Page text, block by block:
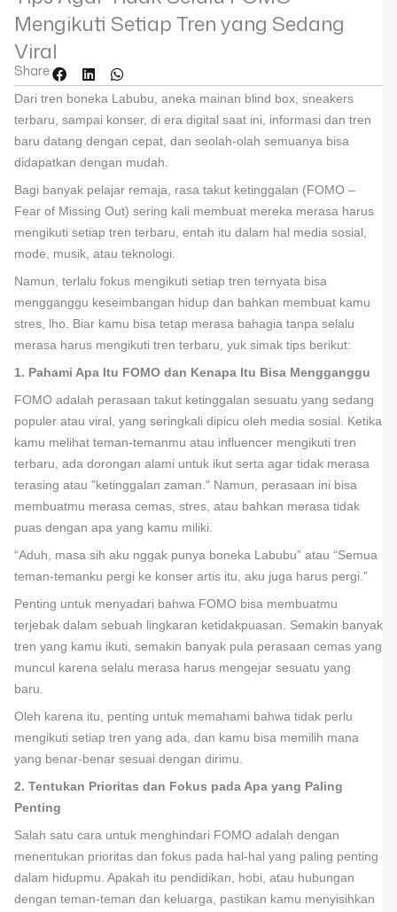
Mengikuti Setiap Tren yang Sedang
Viral
Share
Dari tren boneka Labubu, aneka mainan blind box, sneakers
terbaru, sampai konser, di era digital saat ini, informasi dan tren
baru datang dengan cepat, dan seolah-olah semuanya bisa
didapatkan dengan mudah.
Bagi banyak pelajar remaja, rasa takut ketinggalan (FOMO –
Fear of Missing Out) sering kali membuat mereka merasa harus
mengikuti setiap tren terbaru, entah itu dalam hal media sosial,
mode, musik, atau teknologi.
Namun, terlalu fokus mengikuti setiap tren ternyata bisa
mengganggu keseimbangan hidup dan bahkan membuat kamu
stres, lho. Biar kamu bisa tetap merasa bahagia tanpa selalu
merasa harus mengikuti tren terbaru, yuk simak tips berikut:
1. Pahami Apa Itu FOMO dan Kenapa Itu Bisa Mengganggu
FOMO adalah perasaan takut ketinggalan sesuatu yang sedang
populer atau viral, yang seringkali dipicu oleh media sosial. Ketika
kamu melihat teman-temanmu atau influencer mengikuti tren
terbaru, ada dorongan alami untuk ikut serta agar tidak merasa
terasing atau "ketinggalan zaman." Namun, perasaan ini bisa
membuatmu merasa cemas, stres, atau bahkan merasa tidak
puas dengan apa yang kamu miliki.
“Aduh, masa sih aku nggak punya boneka Labubu” atau “Semua
teman-temanku pergi ke konser artis itu, aku juga harus pergi.”
Penting untuk menyadari bahwa FOMO bisa membuatmu
terjebak dalam sebuah lingkaran ketidakpuasan. Semakin banyak
tren yang kamu ikuti, semakin banyak pula perasaan cemas yang
muncul karena selalu merasa harus mengejar sesuatu yang
baru.
Oleh karena itu, penting untuk memahami bahwa tidak perlu
mengikuti setiap tren yang ada, dan kamu bisa memilih mana
yang benar-benar sesuai dengan dirimu.
2. Tentukan Prioritas dan Fokus pada Apa yang Paling
Penting
Salah satu cara untuk menghindari FOMO adalah dengan
menentukan prioritas dan fokus pada hal-hal yang paling penting
dalam hidupmu. Apakah itu pendidikan, hobi, atau hubungan
dengan teman-teman dan keluarga, pastikan kamu menyisihkan